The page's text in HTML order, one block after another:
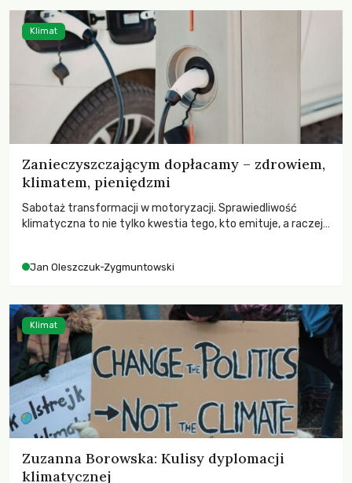
kryzysami i ubóstwem?
Zanieczyszczającym dopłacamy – zdrowiem,
klimatem, pieniędzmi
Sabotaż transformacji w motoryzacji. Sprawiedliwość
klimatyczna to nie tylko kwestia tego, kto emituje, a raczej
Jan Oleszczuk-Zygmuntowski
Klimat
Zuzanna Borowska: Kulisy dyplomacji
klimatycznej
Klimat